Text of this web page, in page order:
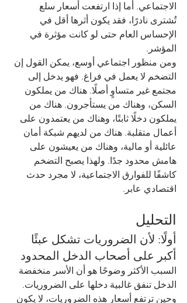
الاجتماعي. أما إذا ارتفعت أسعار سلع
تُشترى نادرًا، فقد يكون أثرها أقل في
الإحساس العام حتى لو كانت مؤثرة في
المؤشر.
ومن منظور اجتماعي أوسع، يمكن القول إن
التضخم لا يعمل في فراغ. فهو يدخل إلى
مجتمع غير متساوٍ أصلًا. هناك من يملكون
السكن، وهناك من يستأجرون. هناك من
يملكون دخلًا ثابتًا، وهناك من يعتمدون على
أعمال متقلبة. هناك من لديهم شبكة أمان
عائلية أو مالية، وهناك من يعيشون على
هامش محدود جدًا. ولهذا يصبح التضخم
كاشفًا للفوارق الاجتماعية، لا مجرد حدث
اقتصادي عابر.
التحليل
أولًا: لأن الضروريات تشكل عبئًا
أكبر على أصحاب الدخل المحدود
السبب الأكثر وضوحًا هو أن الأسر منخفضة
الدخل تنفق غالبية دخلها على الضروريات.
وحين ترتفع أسعار هذه الضروريات، لا يكون